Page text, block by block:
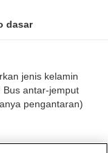
dasar
jenis kelamin
Bus antar-jemput
pengantaran)